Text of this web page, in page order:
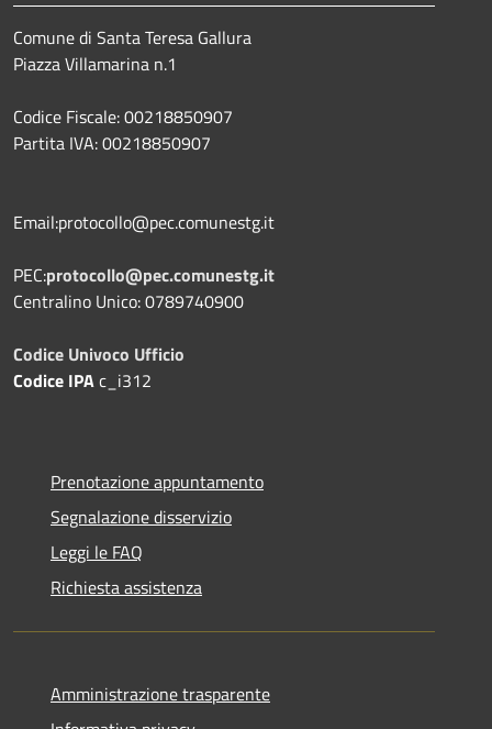
Comune di Santa Teresa Gallura
Piazza Villamarina n.1
Codice Fiscale: 00218850907
Partita IVA: 00218850907
Email:protocollo@pec.comunestg.it
PEC:protocollo@pec.comunestg.it
Centralino Unico: 0789740900
Codice Univoco Ufficio
Codice IPAc_i312
Prenotazione appuntamento
Segnalazione disservizio
Leggi le FAQ
Richiesta assistenza
Amministrazione trasparente